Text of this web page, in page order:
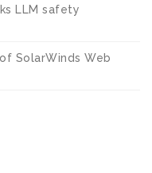
LLM safety
SolarWinds Web